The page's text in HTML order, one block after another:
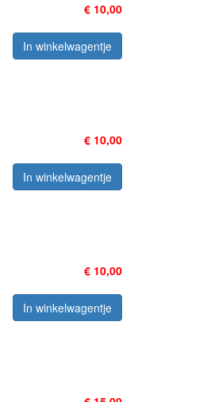
€ 10,00
In winkelwagentje
€ 10,00
In winkelwagentje
€ 10,00
In winkelwagentje